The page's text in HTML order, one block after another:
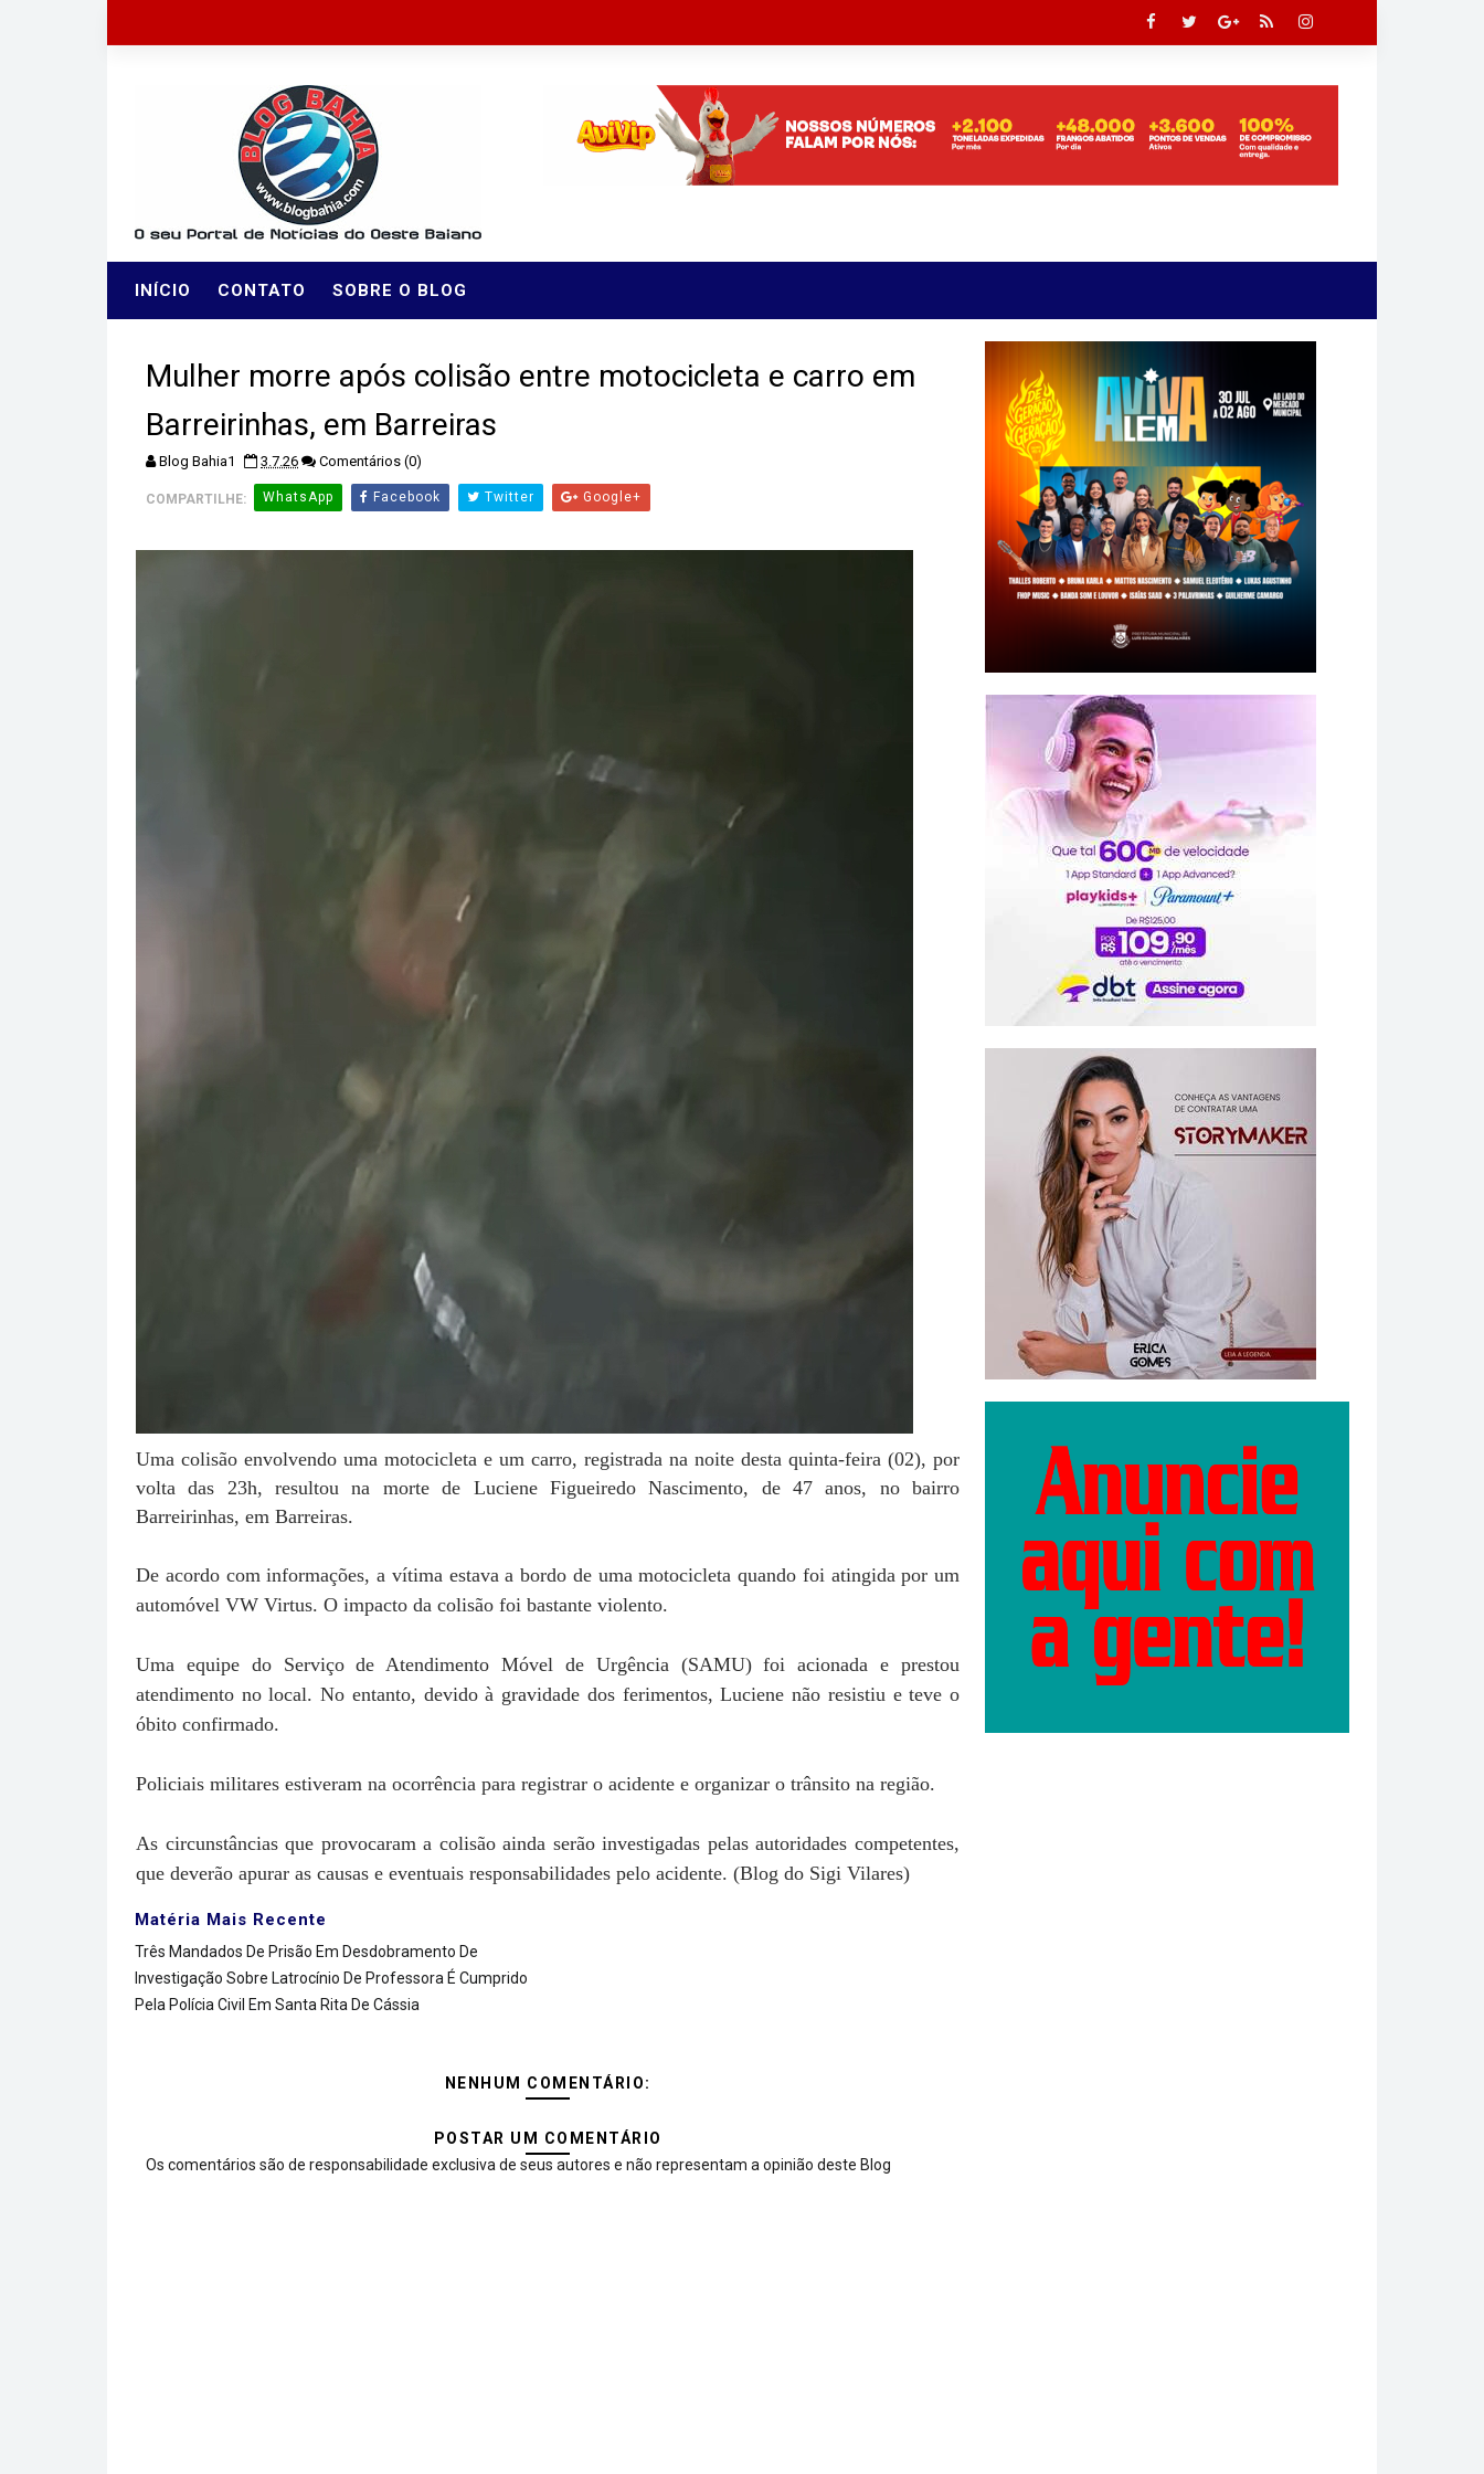
INÍCIO CONTATO SOBRE O BLOG
Mulher morre após colisão entre motocicleta e carro em
Barreirinhas, em Barreiras
Blog Bahia1 3.7.26 Comentários (0)
COMPARTILHE: WhatsApp Facebook Twitter Google+
Uma colisão envolvendo uma motocicleta e um carro, registrada na noite desta quinta-feira (02), por
volta das 23h, resultou na morte de Luciene Figueiredo Nascimento, de 47 anos, no bairro
Barreirinhas, em Barreiras.
De acordo com informações, a vítima estava a bordo de uma motocicleta quando foi atingida por um
automóvel VW Virtus. O impacto da colisão foi bastante violento.
Uma equipe do Serviço de Atendimento Móvel de Urgência (SAMU) foi acionada e prestou
atendimento no local. No entanto, devido à gravidade dos ferimentos, Luciene não resistiu e teve o
óbito confirmado.
Policiais militares estiveram na ocorrência para registrar o acidente e organizar o trânsito na região.
As circunstâncias que provocaram a colisão ainda serão investigadas pelas autoridades competentes,
que deverão apurar as causas e eventuais responsabilidades pelo acidente. (Blog do Sigi Vilares)
Matéria Mais Recente
Três Mandados De Prisão Em Desdobramento De
Investigação Sobre Latrocínio De Professora É Cumprido
Pela Polícia Civil Em Santa Rita De Cássia
NENHUM COMENTÁRIO:
POSTAR UM COMENTÁRIO
Os comentários são de responsabilidade exclusiva de seus autores e não representam a opinião deste Blog